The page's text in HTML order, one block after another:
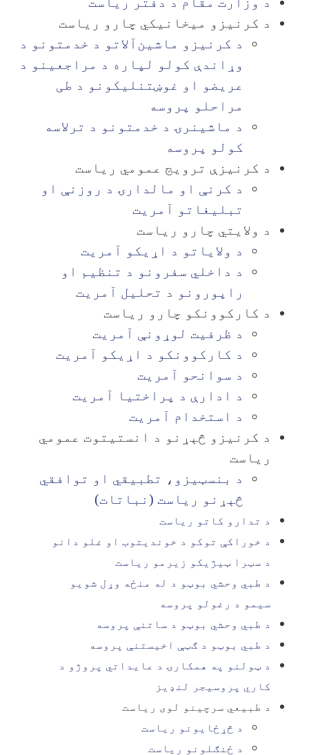
د کرنیزو میخانیکي چارو ریاست
د کرنیزو ماشین‌آلاتو د خدمتونو د
وړاندې کولو لپاره د مراجعینو د
عریضو او غوښتنلیکونو د طی
مراحلو پروسه
د ماشینرۍ د خدمتونو د ترلاسه
کولو پروسه
د کرنیزې ترویج عمومي ریاست
د کرنې او مالدارۍ د روزنې او
تبلیغاتو آمریت
د ولایتي چارو ریاست
د ولایاتو د اړیکو آمریت
د داخلي سفرونو د تنظیم او
راپورونو د تحلیل آمریت
د کارکوونکو چارو ریاست
د ظرفیت لوړونې آمریت
د کارکوونکو د اړیکو آمریت
د سوانحو آمریت
د ادارې د پراختیا آمریت
د استخدام آمریت
د کرنیزو څېړنو د انستیتوت عمومي
ریاست
د بنسټیزو، تطبیقي او توافقي
څېړنو ریاست (نباتات)
د تدارو کاتو ریاست
د خوراکې توکو د خوندیتوب او غلو دانو
د سټرا ټیژیکو زیرمو ریاست
د طبي وحشي بوټو د له منځه وړل شویو
سیمو د رغولو پروسه
د طبي وحشي بوټو د ساتنې پروسه
د طبي بوټو د ګټې اخیستنې پروسه
د ټولنو په همکارۍ د عایداتي پروژو د
کاري پروسیجر لنډیز
د طبیعي سرچینو لوی ریاست
د څړځایونو ریاست
د ځنګلونو ریاست